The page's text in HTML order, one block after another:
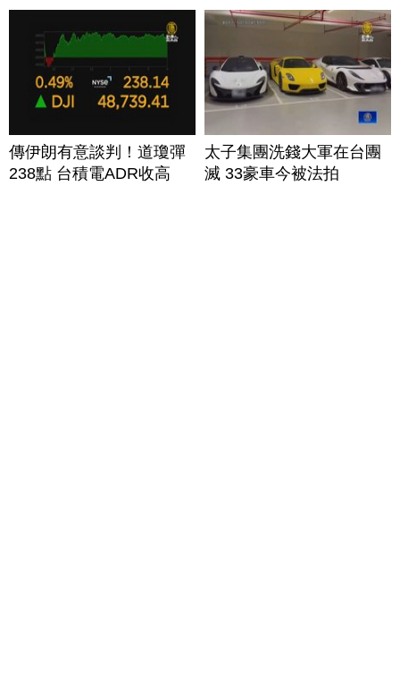
傳伊朗有意談判！道瓊彈
238點 台積電ADR收高
太子集團洗錢大軍在台團
滅 33豪車今被法拍